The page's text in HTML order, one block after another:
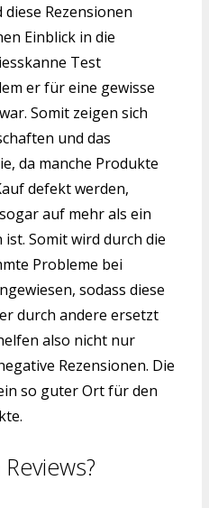
Rezensionen
Einblick in die
Test
er für eine gewisse
Somit zeigen sich
und das
da manche Produkte
defekt werden,
auf mehr als ein
Somit wird durch die
Probleme bei
sodass diese
durch andere ersetzt
also nicht nur
Rezensionen. Die
so guter Ort für den